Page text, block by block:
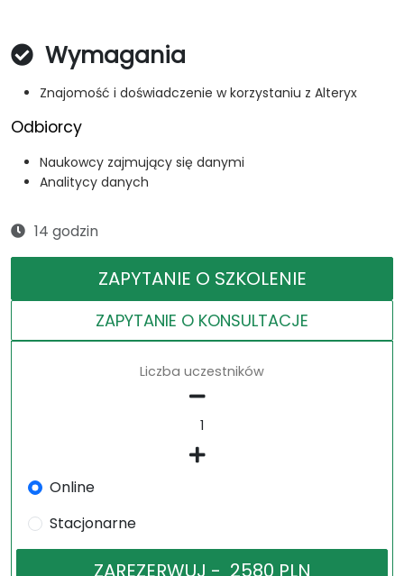
Wymagania
Znajomość i doświadczenie w korzystaniu z Alteryx
Odbiorcy
Naukowcy zajmujący się danymi
Analitycy danych
14 godzin
ZAPYTANIE O SZKOLENIE
ZAPYTANIE O KONSULTACJE
Liczba uczestników
Online
Stacjonarne